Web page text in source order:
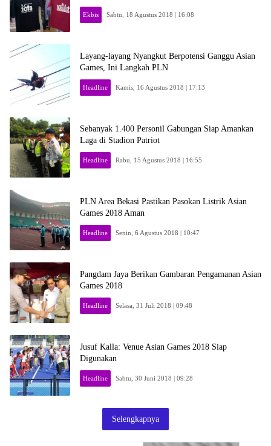
Ekbis Sabtu, 18 Agustus 2018 | 16:08
Layang-layang Nyangkut Berpotensi Ganggu Asian
Games, Ini Langkah PLN
Headline Kamis, 16 Agustus 2018 | 17:13
Sebanyak 1.400 Personil Gabungan Siap Amankan
Laga di Stadion Patriot
Headline Rabu, 15 Agustus 2018 | 16:55
PLN Area Bekasi Pastikan Pasokan Listrik Asian
Games 2018 Aman
Headline Senin, 6 Agustus 2018 | 10:47
Pangdam Jaya Berikan Gambaran Pengamanan Asian
Games 2018
Headline Selasa, 31 Juli 2018 | 09:48
Jusuf Kalla: Venue Asian Games 2018 Siap
Digunakan
Headline Sabtu, 30 Juni 2018 | 09:28
Selengkapnya